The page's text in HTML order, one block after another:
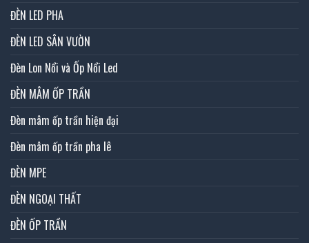
ĐÈN LED PHA
ĐÈN LED SÂN VƯỜN
Đèn Lon Nổi và Ốp Nổi Led
ĐÈN MÂM ỐP TRẦN
Đèn mâm ốp trần hiện đại
Đèn mâm ốp trần pha lê
ĐÈN MPE
ĐÈN NGOẠI THẤT
ĐÈN ỐP TRẦN